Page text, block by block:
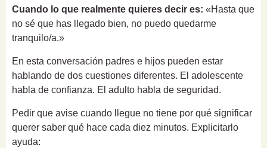
Cuando lo que realmente quieres decir es: «Hasta que
no sé que has llegado bien, no puedo quedarme
tranquilo/a.»
En esta conversación padres e hijos pueden estar
hablando de dos cuestiones diferentes. El adolescente
habla de confianza. El adulto habla de seguridad.
Pedir que avise cuando llegue no tiene por qué significar
querer saber qué hace cada diez minutos. Explicitarlo
ayuda: